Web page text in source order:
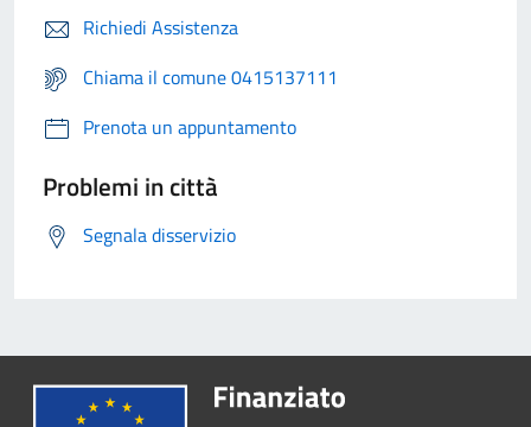
Richiedi Assistenza
Chiama il comune 0415137111
Prenota un appuntamento
Problemi in città
Segnala disservizio